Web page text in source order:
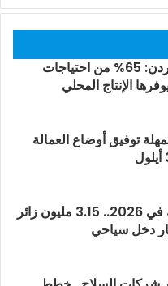
غرفة صناعة الأردن: 65% من احتياجات
الإنتاج المحلي
توفيق أوضاع العمالة
السياحة الأردنية في 2026.. 3.15 مليون زائر